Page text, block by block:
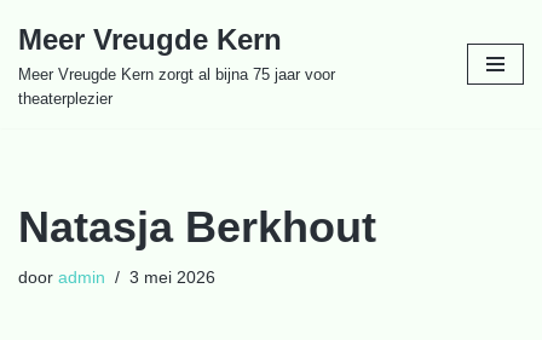
Ga
naar
Meer Vreugde Kern
Meer Vreugde Kern zorgt al bijna 75 jaar voor
theaterplezier
Natasja Berkhout
door admin 3 mei 2026